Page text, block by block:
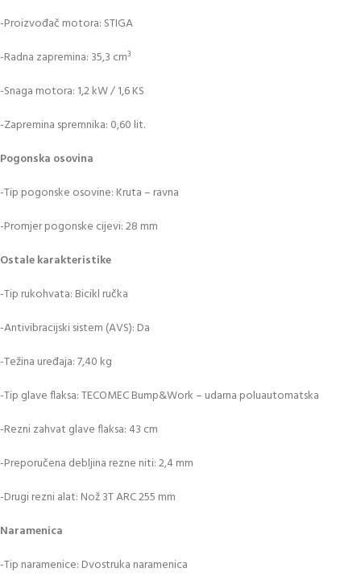
-Proizvođač motora: STIGA
-Radna zapremina: 35,3 cm³
-Snaga motora: 1,2 kW / 1,6 KS
-Zapremina spremnika: 0,60 lit.
Pogonska osovina
-Tip pogonske osovine: Kruta – ravna
-Promjer pogonske cijevi: 28 mm
Ostale karakteristike
-Tip rukohvata: Bicikl ručka
-Antivibracijski sistem (AVS): Da
-Težina uređaja: 7,40 kg
-Tip glave flaksa: TECOMEC Bump&Work – udarna poluautomatska
-Rezni zahvat glave flaksa: 43 cm
-Preporučena debljina rezne niti: 2,4 mm
-Drugi rezni alat: Nož 3T ARC 255 mm
Naramenica
-Tip naramenice: Dvostruka naramenica